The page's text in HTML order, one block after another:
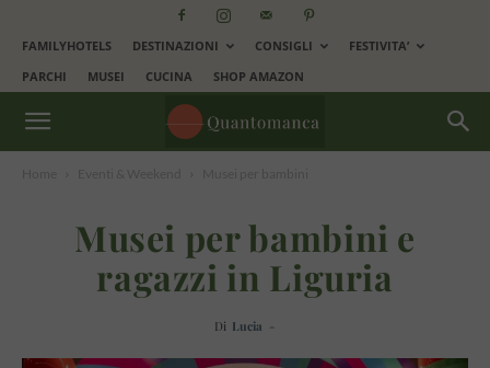
FAMILYHOTELS DESTINAZIONI CONSIGLI
FESTIVITA’
PARCHI
MUSEI CUCINA SHOP AMAZON
Musei per bambini e
ragazzi in Liguria
Di Lucia -